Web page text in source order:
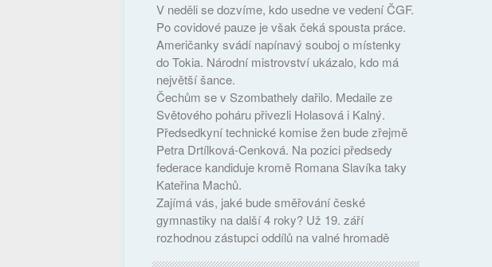
V neděli se dozvíme, kdo usedne ve vedení ČGF.
Po covidové pauze je však čeká spousta práce.
Američanky svádí napínavý souboj o místenky
do Tokia. Národní mistrovství ukázalo, kdo má
největší šance.
Čechům se v Szombathely dařilo. Medaile ze
Světového poháru přivezli Holasová i Kalný.
Předsedkyní technické komise žen bude zřejmě
Petra Drtílková-Cenková. Na pozici předsedy
federace kandiduje kromě Romana Slavíka taky
Kateřina Machů.
Zajímá vás, jaké bude směřování české
gymnastiky na další 4 roky? Už 19. září
rozhodnou zástupci oddílů na valné hromadě